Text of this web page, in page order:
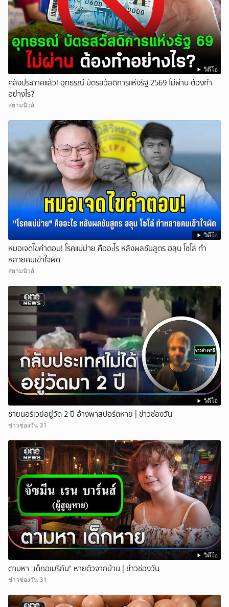
วิดีโอ
คลังประกาศแล้ว! อุทธรณ์ บัตรสวัสดิการแห่งรัฐ 2569 ไม่ผ่าน ต้องทำ
อย่างไร?
สยามนิวส์
วิดีโอ
หมอเจดไขคำตอบ! โรคแม่ม่าย คืออะไร หลังผลชันสูตร ฮลุน โซโล่ ทำ
หลายคนเข้าใจผิด
สยามนิวส์
วิดีโอ
ชายนอร์เวย์อยู่วัด 2 ปี อ้างพาสปอร์ตหาย | ข่าวช่องวัน
ข่าวช่องวัน 31
วิดีโอ
ตามหา "เด็กอเมริกัน" หายตัวจากบ้าน | ข่าวช่องวัน
ข่าวช่องวัน 31